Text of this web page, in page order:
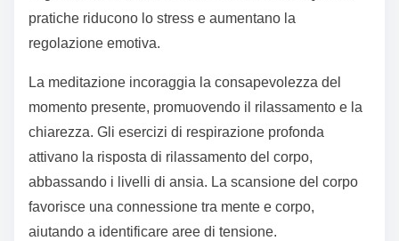
pratiche riducono lo stress e aumentano la
regolazione emotiva.
La meditazione incoraggia la consapevolezza del
momento presente, promuovendo il rilassamento e la
chiarezza. Gli esercizi di respirazione profonda
attivano la risposta di rilassamento del corpo,
abbassando i livelli di ansia. La scansione del corpo
favorisce una connessione tra mente e corpo,
aiutando a identificare aree di tensione.